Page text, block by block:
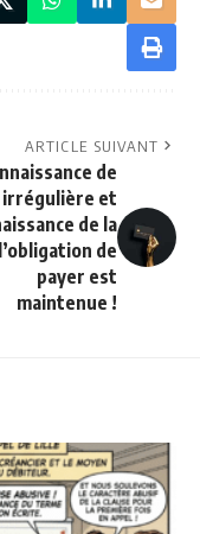
ARTICLE SUIVANT
de
et
de la
de
payer est
maintenue !